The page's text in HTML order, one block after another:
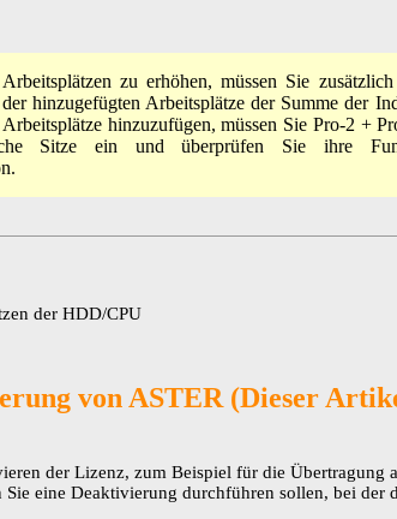
zu erhöhen, müssen Sie
hinzugefügten Arbeitsplätze der Summe der
hinzuzufügen, müssen Sie Pro-2 +
Sitze ein und überprüfen Sie ihre
der​​​​​​​ HDD/CPU
von ASTER (Dieser
der Lizenz, zum Beispiel für die Übertragung
eine Deaktivierung durchführen sollen, bei der